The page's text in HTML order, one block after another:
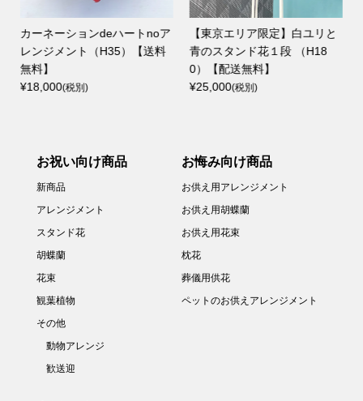
ユリと
H18
【全国配送可】ゴムの木 10号
カゴ付き【送料込み】
【東京エリア限定】ピン
リとパープルの2段スタ
花（H185）【配送無料】
¥38,000
お祝い向け商品
新商品
アレンジメント
スタンド花
胡蝶蘭
花束
観葉植物
その他
動物アレンジ
歓送迎
お悔み向け商品
お供え用アレンジメント
お供え用胡蝶蘭
お供え用花束
枕花
葬儀用供花
ペットのお供えアレンジメント